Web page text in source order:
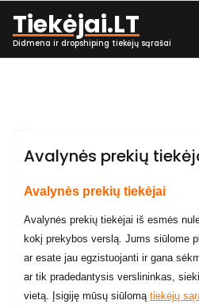
content
Tiekėjai.LT
Didmena ir dropshiping tiekėjų sąrašai
Straipsniai prekių tiekėjai
Avalynės prekių tiekėjai
sarasas,avalynes prekiu
avalynė,moteriškos
Avalynės prekių
Avalynės prekių tiekėjai
Avalynės prekių tiekėjai iš esmės
kokį prekybos verslą. Jums siūlome
ar esate jau egzistuojanti ir gana
ar tik pradedantysis verslininkas,
vietą. Įsigiję mūsų siūlomą tiekėjų